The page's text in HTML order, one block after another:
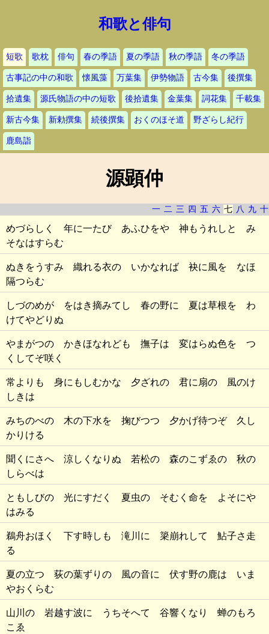
和歌と俳句
短歌 歌枕 俳句 春の季語 夏の季語 秋の季語 冬の季語
古事記の中の和歌 懐風藻 万葉集 伊勢物語 古今集 後撰集
拾遺集 源氏物語の中の短歌 後拾遺集 金葉集 詞花集 千載集
新古今集 新勅撰集 続後撰集 おくのほそ道 野ざらし紀行
鹿島詣
源顕仲
一 二 三 四 五 六 七 八 九 十
めづらしく 年に一たび あふひをや 神もうれしと み
そなはすらむ
ぬきをうすみ 織れる衣の いかなれば 袂に風を なほ
隔つらむ
しづのめが をはき摘みてし 春の野に 夏は草根を わ
けてやどりぬ
やまがつの かきほなれども 撫子は 変はらぬ色を つ
くしてぞ咲く
常よりも 身にもしむかな 夕ざれの 君に扇の 風のけ
しきは
みちのべの 木の下水を 掬びつつ 夕かげ待つぞ 久し
かりける
聞くにさへ 涼しくなりぬ 若松の 森のこずゑの 秋の
しらべは
ともしびの 光にすだく 夏虫の そむく命を よそにや
はみる
鵜舟おほく 下す時しも 滝川に 簗崩れして 鮎子さ走
る
夏の立つ 荻の葉ずりの 風の音に 伏す野の鹿は いま
やおくらむ
山川の 岩越す波に うちそへて 谷響くなり 蝉のもろ
こゑ